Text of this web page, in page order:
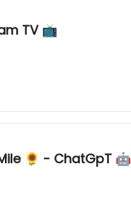
TV 📺
🌻 - ChatGpT 🤖